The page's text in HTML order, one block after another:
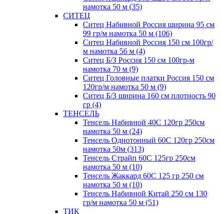
намотка 50 м (35)
СИТЕЦ
Ситец Набивной Россия ширина 95 см
99 гр/м намотка 50 м (106)
Ситец Набивной Россия 150 см 100гр/
м намотка 56 м (4)
Ситец Б/З Россия 150 см 100гр-м
намотка 70 м (9)
Ситец Головные платки Россия 150 см
120гр/м намотка 50 м (9)
Ситец Б/З ширина 160 см плотность 90
гр (4)
ТЕНСЕЛЬ
Тенсель Набивной 40С 120гр 250см
намотка 50 м (24)
Тенсель Однотонный 60С 120гр 250см
намотка 50м (313)
Тенсель Страйп 60С 125гр 250см
намотка 50 м (10)
Тенсель Жаккард 60С 125 гр 250 см
намотка 50 м (10)
Тенсель Набивной Китай 250 см 130
гр/м намотка 50 м (51)
ТИК